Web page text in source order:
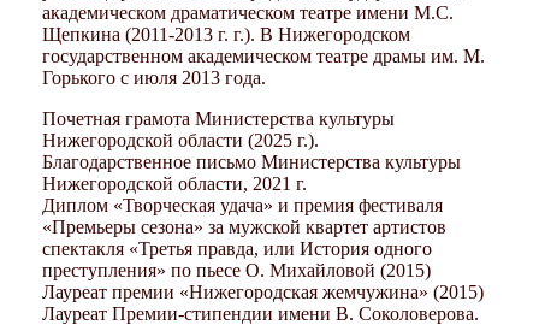
академическом драматическом театре имени М.С.
Щепкина (2011-2013 г. г.). В Нижегородском
государственном академическом театре драмы им. М.
Горького с июля 2013 года.
Почетная грамота Министерства культуры
Нижегородской области (2025 г.).
Благодарственное письмо Министерства культуры
Нижегородской области, 2021 г.
Диплом «Творческая удача» и премия фестиваля
«Премьеры сезона» за мужской квартет артистов
спектакля «Третья правда, или История одного
преступления» по пьесе О. Михайловой (2015)
Лауреат премии «Нижегородская жемчужина» (2015)
Лауреат Премии-стипендии имени В. Соколоверова.